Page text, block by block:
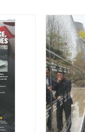
속 이어집니다. 한미동맹
동안 우리
위해 목
의 장병
생은 단지
것에 그
국 간 지
를 세웠습니다. 한미
낸 동맹
넘어, 평
헌신으로